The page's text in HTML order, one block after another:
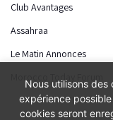
Club Avantages
Assahraa
Le Matin Annonces
Morocco Today Forum
Nous utilisons des
expérience
cookies seront